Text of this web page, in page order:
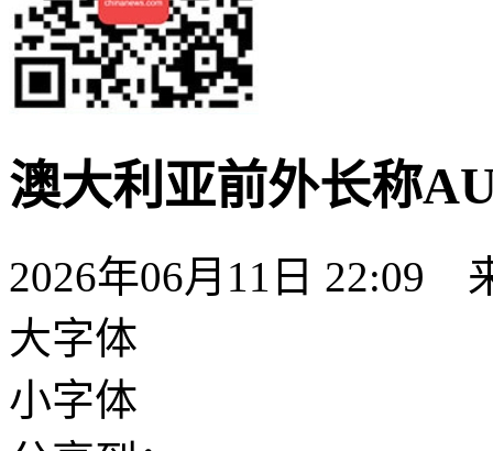
澳大利亚前外长称
2026年06月11日 22:09
大字体
小字体